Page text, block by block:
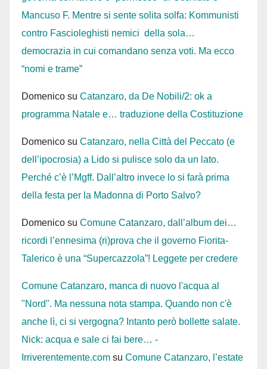
Mancuso F. Mentre si sente solita solfa: Kommunisti
contro Fascioleghisti nemici della sola…
democrazia in cui comandano senza voti. Ma ecco
“nomi e trame”
Domenico su Catanzaro, da De Nobili/2: ok a
programma Natale e… traduzione della Costituzione
Domenico su Catanzaro, nella Città del Peccato (e
dell’ipocrosia) a Lido si pulisce solo da un lato.
Perché c’è l’Mgff. Dall’altro invece lo si farà prima
della festa per la Madonna di Porto Salvo?
Domenico su Comune Catanzaro, dall’album dei…
ricordi l’ennesima (ri)prova che il governo Fiorita-
Talerico è una “Supercazzola”! Leggete per credere
Comune Catanzaro, manca di nuovo l'acqua al
"Nord". Ma nessuna nota stampa. Quando non c'è
anche lì, ci si vergogna? Intanto però bollette salate.
Nick: acqua e sale ci fai bere… -
Irriverentemente.com su Comune Catanzaro, l’estate